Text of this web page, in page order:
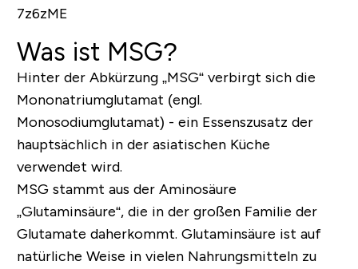
7z6zME
Was ist MSG?
Hinter der Abkürzung „MSG“ verbirgt sich die
Mononatriumglutamat (engl.
Monosodiumglutamat) - ein Essenszusatz der
hauptsächlich in der asiatischen Küche
verwendet wird.
MSG stammt aus der Aminosäure
„Glutaminsäure“, die in der großen Familie der
Glutamate daherkommt. Glutaminsäure ist auf
natürliche Weise in vielen Nahrungsmitteln zu